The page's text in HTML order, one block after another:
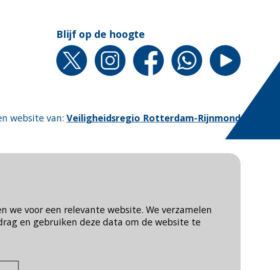
we voor een relevante website. We verzamelen
en gebruiken deze data om de website te
Blijf op de hoogte
website van: Veiligheidsregio Rotterdam-Rijnmond